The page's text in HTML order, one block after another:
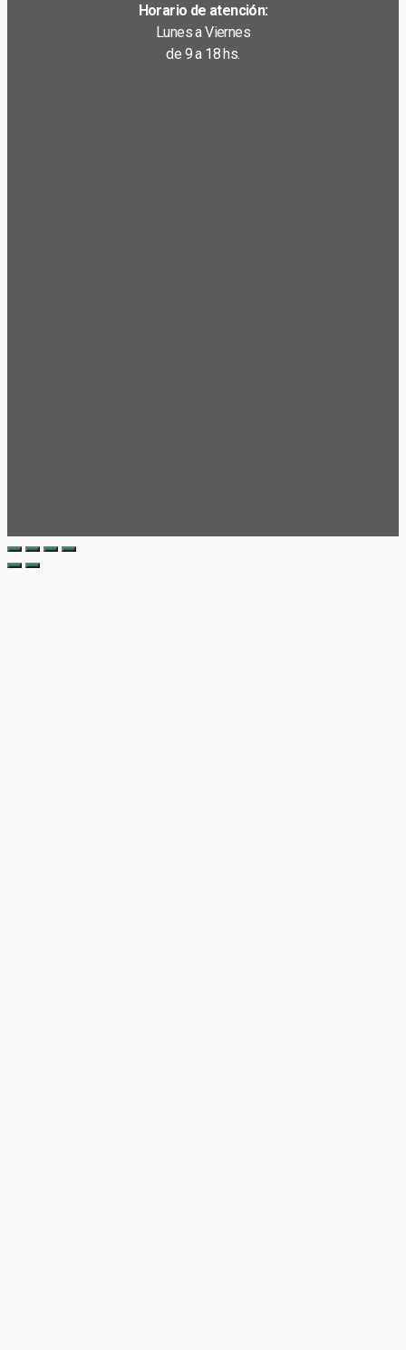
Horario de atención:
Lunes a Viernes
de 9 a 18 hs.